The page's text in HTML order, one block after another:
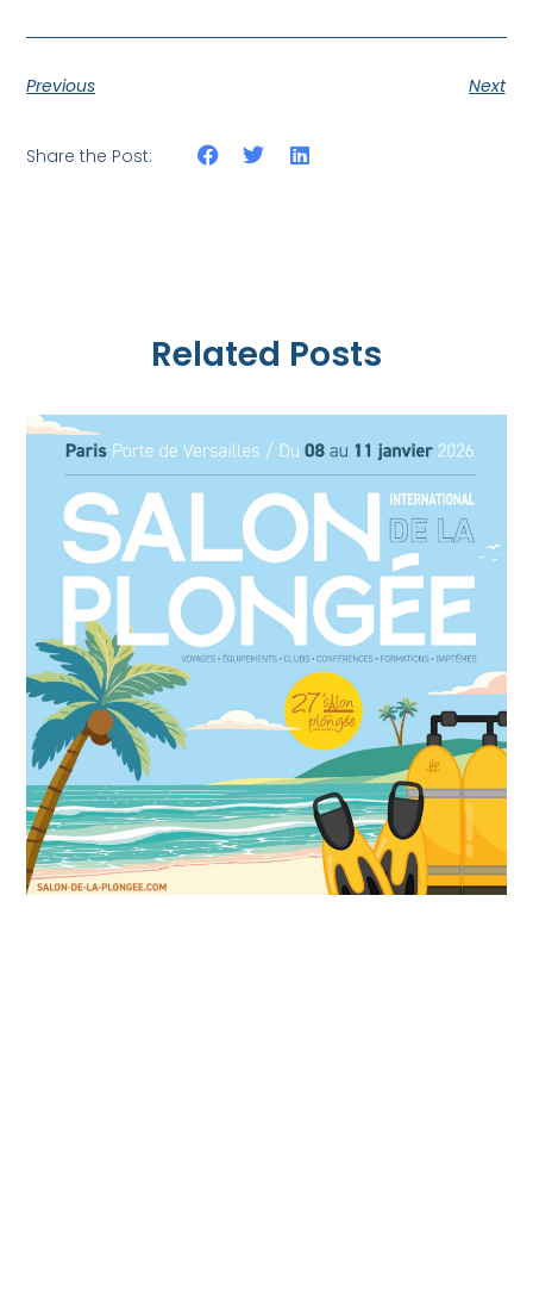
Previous Next
Share the Post:
Related Posts